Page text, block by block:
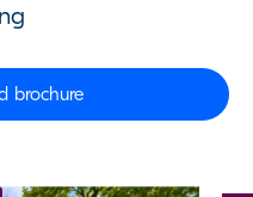
brochure